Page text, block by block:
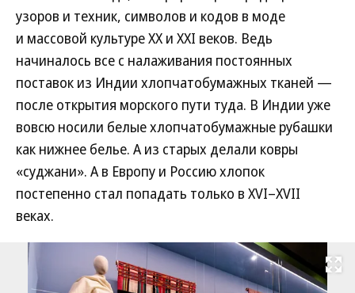
узоров и техник, символов и кодов в моде
и массовой культуре ХХ и ХХI веков. Ведь
начиналось все с налаживания постоянных
поставок из Индии хлопчатобумажных тканей —
после открытия морского пути туда. В Индии уже
вовсю носили белые хлопчатобумажные рубашки
как нижнее белье. А из старых делали ковры
«суджани». А в Европу и Россию хлопок
постепенно стал попадать только в XVI–XVII
веках.
Развернуть